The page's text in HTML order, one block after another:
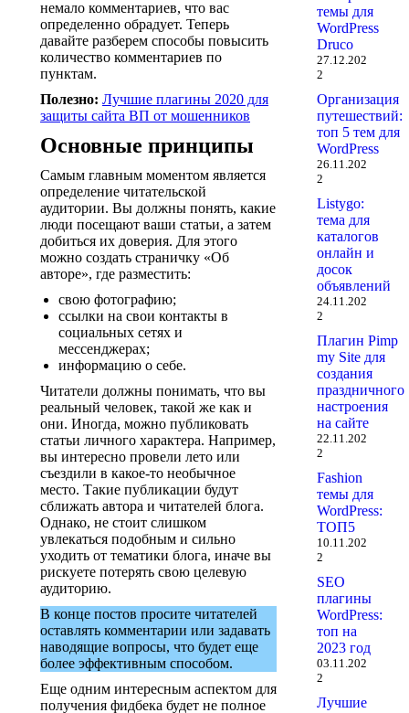
немало комментариев, что вас
определенно обрадует. Теперь
давайте разберем способы повысить
количество комментариев по
пунктам.
Полезно: Лучшие плагины 2020 для
защиты сайта ВП от мошенников
Основные принципы
Самым главным моментом является
определение читательской
аудитории. Вы должны понять, какие
люди посещают ваши статьи, а затем
добиться их доверия. Для этого
можно создать страничку «Об
авторе», где разместить:
свою фотографию;
ссылки на свои контакты в
социальных сетях и
мессенджерах;
информацию о себе.
Читатели должны понимать, что вы
реальный человек, такой же как и
они. Иногда, можно публиковать
статьи личного характера. Например,
вы интересно провели лето или
съездили в какое-то необычное
место. Такие публикации будут
сближать автора и читателей блога.
Однако, не стоит слишком
увлекаться подобным и сильно
уходить от тематики блога, иначе вы
рискуете потерять свою целевую
аудиторию.
В конце постов просите читателей
оставлять комментарии или задавать
наводящие вопросы, что будет еще
более эффективным способом.
Еще одним интересным аспектом для
получения фидбека будет не полное
темы для
WordPress
Druco
27.12.202
2
Организация
путешествий:
топ 5 тем для
WordPress
26.11.202
2
Listygo:
тема для
каталогов
онлайн и
досок
объявлений
24.11.202
2
Плагин Pimp
my Site для
создания
праздничного
настроения
на сайте
22.11.202
2
Fashion
темы для
WordPress:
ТОП5
10.11.202
2
SEO
плагины
WordPress:
топ на
2023 год
03.11.202
2
Лучшие